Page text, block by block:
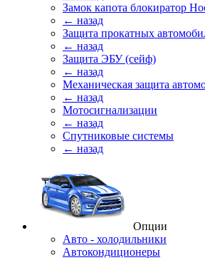
Замок капота блокиратор
← назад
Защита прокатных
← назад
Защита ЭБУ (сейф)
← назад
Механическая защита
← назад
Мотосигнализации
← назад
Спутниковые системы
← назад
Опции
Авто - холодильники
Автокондиционеры